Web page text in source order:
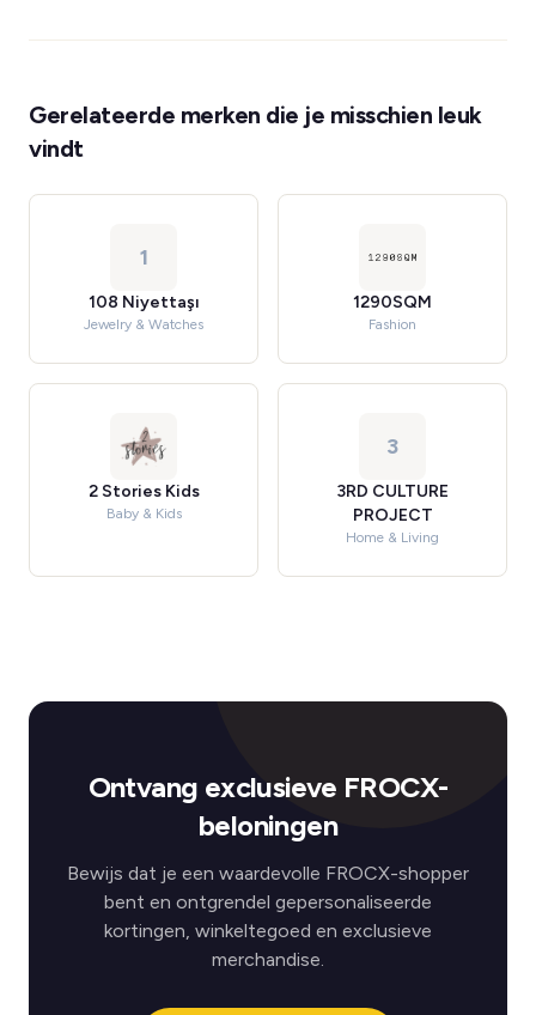
Gerelateerde merken die je misschien leuk
vindt
1
108 Niyettaşı
Jewelry & Watches
1290SQM
Fashion
2 Stories Kids
Baby & Kids
3
3RD CULTURE
PROJECT
Home & Living
Ontvang exclusieve FROCX-
beloningen
Bewijs dat je een waardevolle FROCX-shopper
bent en ontgrendel gepersonaliseerde
kortingen, winkeltegoed en exclusieve
merchandise.